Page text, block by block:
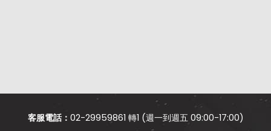
客服電話： 02-29959861 轉1 (週一到週五 09:00-17:00)